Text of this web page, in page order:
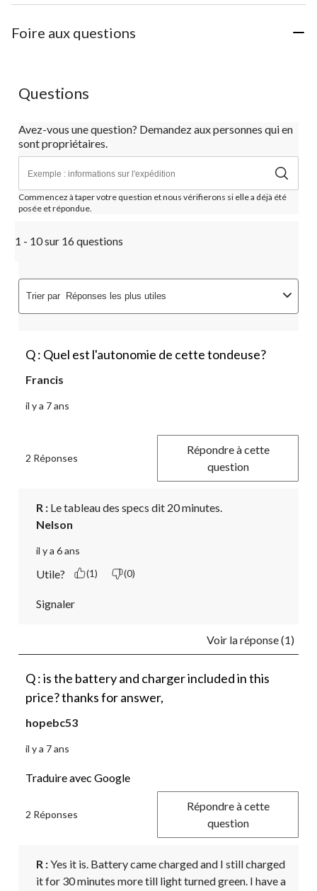
Foire aux questions
Questions
Avez-vous une question? Demandez aux personnes qui en
sont propriétaires.
Commencez à taper votre question et nous vérifierons si elle a déjà été
posée et répondue.
1 - 10 sur 16 questions
Trier par Réponses les plus utiles
Q : Quel est l'autonomie de cette tondeuse?
Francis
il y a 7 ans
2 Réponses
Répondre à cette
question
R : Le tableau des specs dit 20 minutes.
Nelson
il y a 6 ans
Utile? (1) (0)
Signaler
Voir la réponse (1)
Q : is the battery and charger included in this
price? thanks for answer,
hopebc53
il y a 7 ans
Traduire avec Google
2 Réponses
Répondre à cette
question
R : Yes it is. Battery came charged and I still charged
it for 30 minutes more till light turned green. I have a